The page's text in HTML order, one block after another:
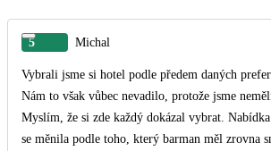
5 Michal
Vybrali jsme si hotel podle předem daných
Nám to však vůbec nevadilo, protože jsme neměli v plánu opouštět resort.
Myslím, že si zde každý dokázal vybrat. Nabídka jídla byla opravdu široká. Bary u
se měnila podle toho, který barman měl zrovna směnu. 😄 Animační program byl téměř nulový, ale nás to